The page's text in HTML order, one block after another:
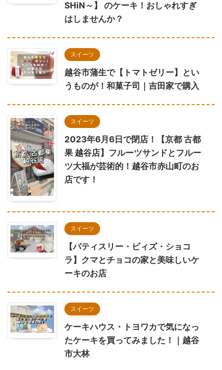
SHiN～】 のケーキ！おしゃれすぎ
はしませんか？
スイーツ
越谷市蒲生で【トマトゼリー】とい
うものが！和菓子司｜吉田家で購入
スイーツ
2023年6月6日で閉店！【京都 古都
果 越谷店】フルーツサンドとフルー
ツ大福が芸術的！越谷市赤山町のお
店です！
スイーツ
【パティスリー・ビィズ・ショコ
ラ】クマとチョコの家と美味しいケ
ーキのお店
スイーツ
ケーキハウス・トヨワカで気になっ
たケーキを買ってみました！｜越谷
市大林